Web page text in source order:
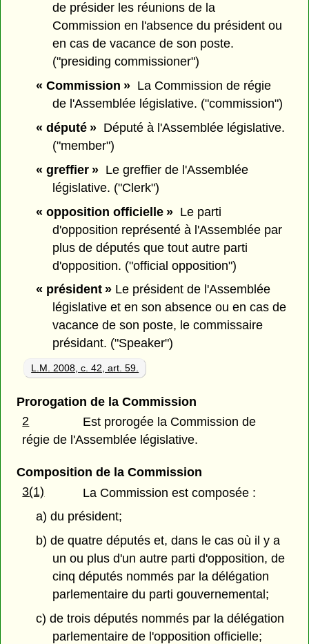
de présider les réunions de la
Commission en l'absence du président ou
en cas de vacance de son poste.
("presiding commissioner")
« Commission »La Commission de régie
de l'Assemblée législative. ("commission")
« député »Député à l'Assemblée législative.
("member")
« greffier »Le greffier de l'Assemblée
législative. ("Clerk")
« opposition officielle »Le parti
d'opposition représenté à l'Assemblée par
plus de députés que tout autre parti
d'opposition. ("official opposition")
« président »Le président de l'Assemblée
législative et en son absence ou en cas de
vacance de son poste, le commissaire
présidant. ("Speaker")
L.M. 2008, c. 42, art. 59.
Prorogation de la Commission
2
Est prorogée la Commission de
régie de l'Assemblée législative.
Composition de la Commission
3(1)
La Commission est composée :
a) du président;
b) de quatre députés et, dans le cas où il y a
un ou plus d'un autre parti d'opposition, de
cinq députés nommés par la délégation
parlementaire du parti gouvernemental;
c) de trois députés nommés par la délégation
parlementaire de l'opposition officielle;